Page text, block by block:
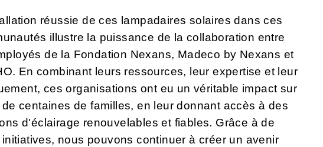
réussie de ces lampadaires solaires dans ces
illustre la puissance de la collaboration entre
de la Fondation Nexans, Madeco by Nexans et
En combinant leurs ressources, leur expertise et leur
ces organisations ont eu un véritable impact sur
de centaines de familles, en leur donnant accès à des
d'éclairage renouvelables et fiables. Grâce à de
nous pouvons continuer à créer un avenir